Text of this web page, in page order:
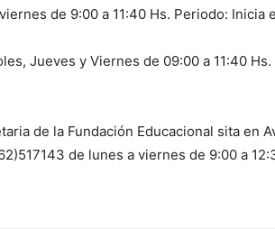
de 9:00 a 11:40 Hs. Periodo: Inicia
Jueves y Viernes de 09:00 a 11:40 Hs.
de la Fundación Educacional sita en
de lunes a viernes de 9:00 a